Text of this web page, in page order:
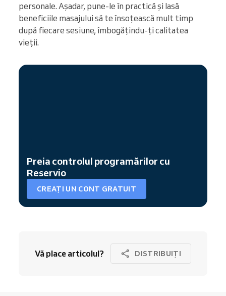
personale. Așadar, pune-le în practică și lasă
beneficiile masajului să te însoțească mult timp
după fiecare sesiune, îmbogățindu-ți calitatea
vieții.
Preia controlul programărilor cu
Reservio
CREAȚI UN CONT GRATUIT
Vă place articolul? DISTRIBUIȚI